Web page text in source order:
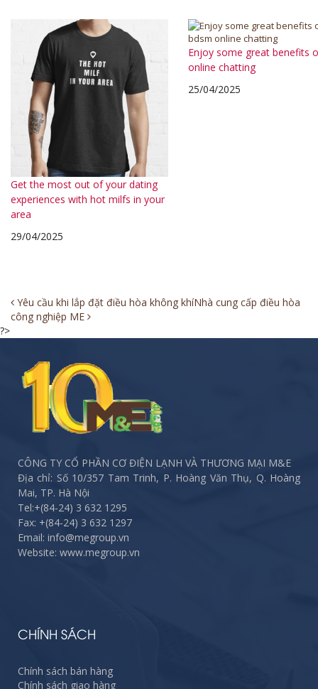
Get the most out of your dating
experiences with hot milfs in your
area
29/04/2025
Enjoy some great benefits
online chatting
25/04/2025
Post
navigation
Yêu cầu khi lắp đặt điều hòa không khíNhà cung cấp điều hòa
công nghiệp ME
?>
CÔNG TY CỔ PHẦN CƠ ĐIỆN LẠNH VÀ THƯƠNG MẠI M&E
Địa chỉ: Số 10/357 Tam Trinh, P. Hoàng Văn Thụ, Q. Hoàng
Mai, TP. Hà Nội
Tel:+(84-24) 3 632 1295
Fax: +(84-24) 3 632 1297
Email: info@megroup.vn
Website: www.megroup.vn
CHÍNH SÁCH
Chính sách bán hàng
Chính sách giao hàng